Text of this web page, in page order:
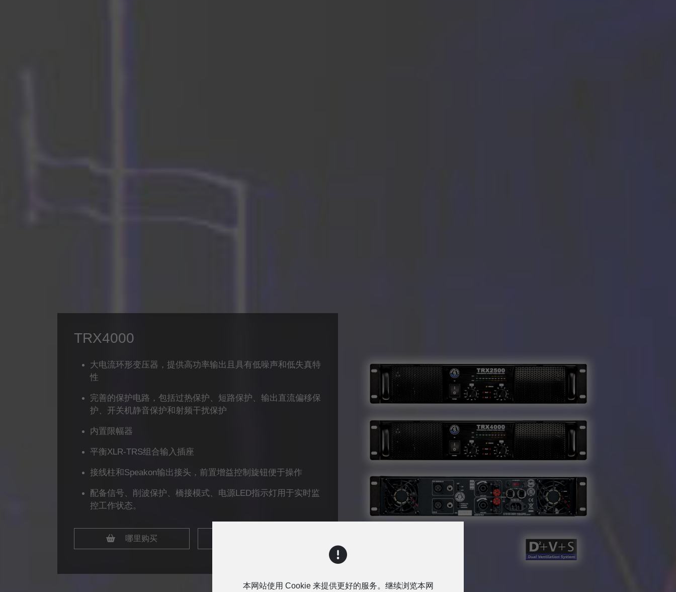
TRX4000
大电流环形变压器，提供高功率输出且具有低噪声和低失真特
性
完善的保护电路，包括过热保护、短路保护、输出直流偏移保
护、开关机静音保护和射频干扰保护
内置限幅器
平衡XLR-TRS组合输入插座
接线柱和Speakon输出接头，前置增益控制旋钮便于操作
配备信号、削波保护、橋接模式、电源LED指示灯用于实时监
控工作状态。
哪里购买
本网站使用 Cookie 来提供更好的服务。继续浏览本网